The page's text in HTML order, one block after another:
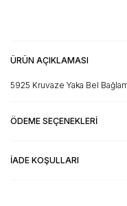
ÜRÜN AÇIKLAMASI
5925 Kruvaze Yaka Bel
ÖDEME SEÇENEKLERI
İADE KOŞULLARI